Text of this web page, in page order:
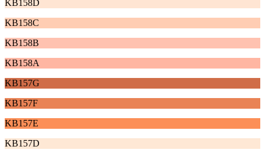
KB158D
KB158C
KB158B
KB158A
KB157G
KB157F
KB157E
KB157D